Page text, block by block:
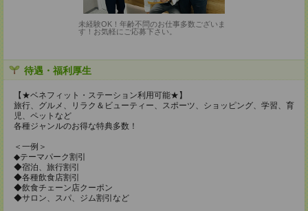
未経験OK！年齢不問のお仕事多数ございま
す！お気軽にご応募下さい。
待遇・福利厚生
【★ベネフィット・ステーション利用可能★】
旅行、グルメ、リラク＆ビューティー、スポーツ、ショッピング、学習、育
児、ペットなど
各種ジャンルのお得な特典多数！
＜一例＞
◆テーマパーク割引
◆宿泊、旅行割引
◆各種飲食店割引
◆飲食チェーン店クーポン
◆サロン、スパ、ジム割引など